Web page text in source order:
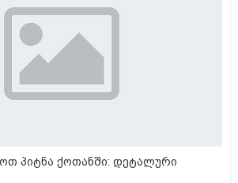
პიტნა ქოთანში: დეტალური